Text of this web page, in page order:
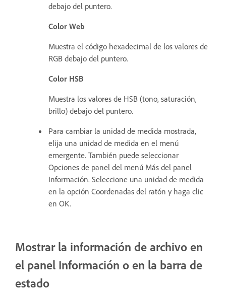
debajo del puntero.
Color Web
Muestra el código hexadecimal de los valores de
RGB debajo del puntero.
Color HSB
Muestra los valores de HSB (tono, saturación,
brillo) debajo del puntero.
Para cambiar la unidad de medida mostrada,
elija una unidad de medida en el menú
emergente. También puede seleccionar
Opciones de panel del menú Más del panel
Información. Seleccione una unidad de medida
en la opción Coordenadas del ratón y haga clic
en OK.
Mostrar la información de archivo en
el panel Información o en la barra de
estado